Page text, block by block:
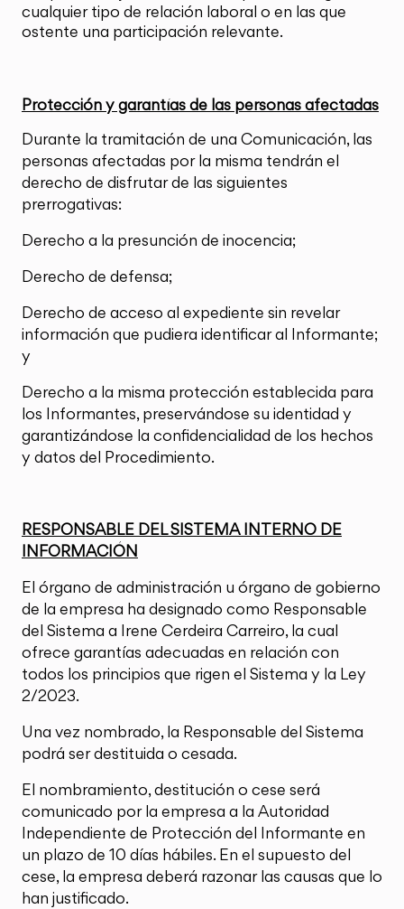
cualquier tipo de relación laboral o en las que
ostente una participación relevante.
Protección y garantías de las personas afectadas
Durante la tramitación de una Comunicación, las
personas afectadas por la misma tendrán el
derecho de disfrutar de las siguientes
prerrogativas:
Derecho a la presunción de inocencia;
Derecho de defensa;
Derecho de acceso al expediente sin revelar
información que pudiera identificar al Informante;
y
Derecho a la misma protección establecida para
los Informantes, preservándose su identidad y
garantizándose la confidencialidad de los hechos
y datos del Procedimiento.
RESPONSABLE DEL SISTEMA INTERNO DE
INFORMACIÓN
El órgano de administración u órgano de gobierno
de la empresa ha designado como Responsable
del Sistema a Irene Cerdeira Carreiro, la cual
ofrece garantías adecuadas en relación con
todos los principios que rigen el Sistema y la Ley
2/2023.
Una vez nombrado, la Responsable del Sistema
podrá ser destituida o cesada.
El nombramiento, destitución o cese será
comunicado por la empresa a la Autoridad
Independiente de Protección del Informante en
un plazo de 10 días hábiles. En el supuesto del
cese, la empresa deberá razonar las causas que lo
han justificado.